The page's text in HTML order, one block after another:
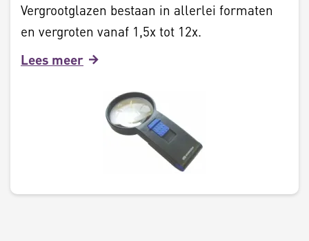
Vergrootglazen bestaan in allerlei formaten
en vergroten vanaf 1,5x tot 12x.
Lees meer